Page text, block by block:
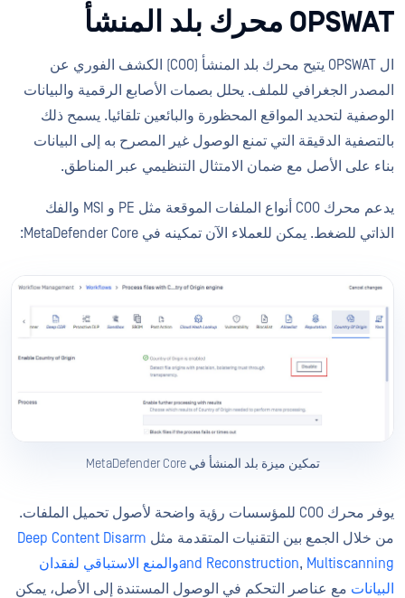
OPSWAT محرك بلد المنشأ
ال OPSWAT يتيح محرك بلد المنشأ (COO) الكشف الفوري عن
المصدر الجغرافي للملف. يحلل بصمات الأصابع الرقمية والبيانات
الوصفية لتحديد المواقع المحظورة والبائعين تلقائيا. يسمح ذلك
بالتصفية الدقيقة التي تمنع الوصول غير المصرح به إلى البيانات
بناء على الأصل مع ضمان الامتثال التنظيمي عبر المناطق.
يدعم محرك COO أنواع الملفات الموقعة مثل PE و MSI والفك
الذاتي للضغط. يمكن للعملاء الآن تمكينه في MetaDefender Core:
تمكين ميزة بلد المنشأ في MetaDefender Core
يوفر محرك COO للمؤسسات رؤية واضحة لأصول تحميل الملفات.
من خلال الجمع بين التقنيات المتقدمة مثل Deep Content Disarm
and Reconstruction, Multiscanning
والمنع الاستباقي لفقدان
البيانات مع عناصر التحكم في الوصول المستندة إلى الأصل، يمكن